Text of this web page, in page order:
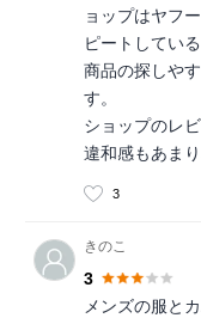
ョップはヤフ
ピートしてい
商品の探しや
す。
ショップのレ
違和感もあま
3
きのこ
3
メンズの服と